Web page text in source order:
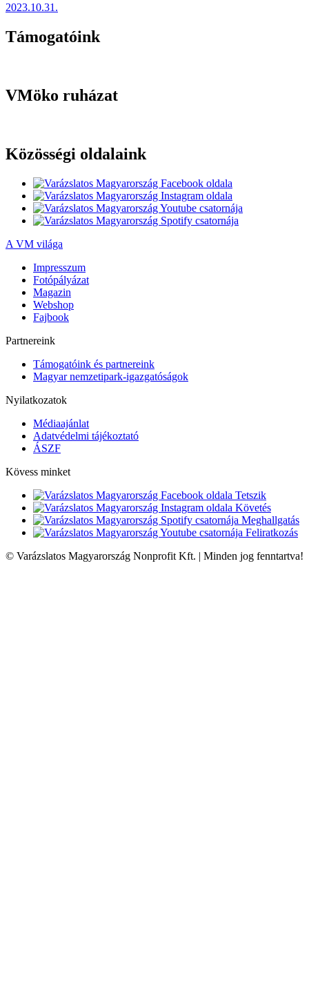
2023.10.31.
Támogatóink
VMöko ruházat
Közösségi oldalaink
A VM világa
Impresszum
Fotópályázat
Magazin
Webshop
Fajbook
Partnereink
Támogatóink és partnereink
Magyar nemzetipark-igazgatóságok
Nyilatkozatok
Médiaajánlat
Adatvédelmi tájékoztató
ÁSZF
Kövess minket
Tetszik
Követés
Meghallgatás
Feliratkozás
© Varázslatos Magyarország Nonprofit Kft. | Minden jog fenntartva!